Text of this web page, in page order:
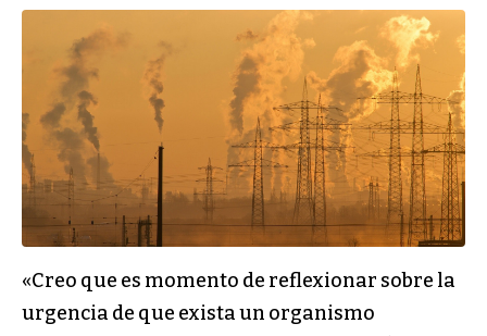
«Creo que es momento de reflexionar sobre la
urgencia de que exista un organismo